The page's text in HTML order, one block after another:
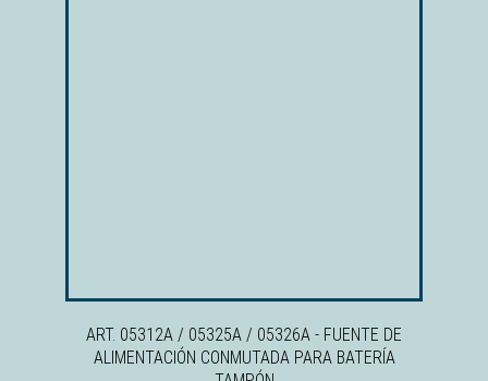
ART. 05312A / 05325A / 05326A - FUENTE DE
ALIMENTACIÓN CONMUTADA PARA BATERÍA